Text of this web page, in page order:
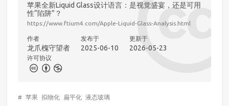
苹果全新Liquid Glass设计语言：是视觉盛宴，还是可用
性“陷阱”？
https://www.ftium4.com/Apple-Liquid-Glass-Analysis.html
作者
龙爪槐守望者
发布于
2025-06-10
更新于
2026-05-23
许可协议
# 苹果 拟物化 扁平化 液态玻璃